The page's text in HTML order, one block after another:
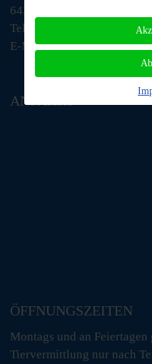
64385 Reichelsheim
Telefon: 06063 / 939 848
E-Mail: tino@tiere-in-not-
ANFAHRT
ÖFFNUNGSZEITEN
Montags und an Feiertagen
Tiervermittlung nur nach